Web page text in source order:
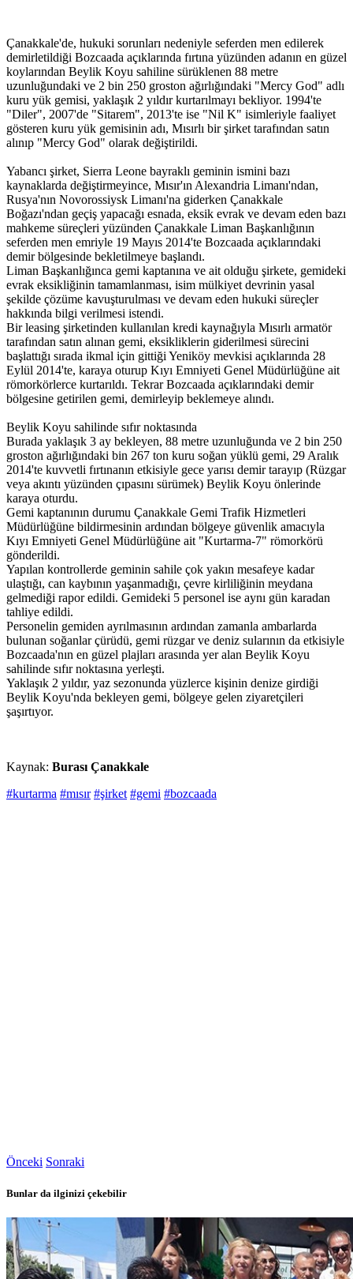
Çanakkale'de, hukuki sorunları nedeniyle seferden men edilerek
demirletildiği Bozcaada açıklarında fırtına yüzünden adanın en güzel
koylarından Beylik Koyu sahiline sürüklenen 88 metre
uzunluğundaki ve 2 bin 250 groston ağırlığındaki "Mercy God" adlı
kuru yük gemisi, yaklaşık 2 yıldır kurtarılmayı bekliyor. 1994'te
"Diler", 2007'de "Sitarem", 2013'te ise "Nil K" isimleriyle faaliyet
gösteren kuru yük gemisinin adı, Mısırlı bir şirket tarafından satın
alınıp "Mercy God" olarak değiştirildi.
Yabancı şirket, Sierra Leone bayraklı geminin ismini bazı
kaynaklarda değiştirmeyince, Mısır'ın Alexandria Limanı'ndan,
Rusya'nın Novorossiysk Limanı'na giderken Çanakkale
Boğazı'ndan geçiş yapacağı esnada, eksik evrak ve devam eden bazı
mahkeme süreçleri yüzünden Çanakkale Liman Başkanlığının
seferden men emriyle 19 Mayıs 2014'te Bozcaada açıklarındaki
demir bölgesinde bekletilmeye başlandı.
Liman Başkanlığınca gemi kaptanına ve ait olduğu şirkete, gemideki
evrak eksikliğinin tamamlanması, isim mülkiyet devrinin yasal
şekilde çözüme kavuşturulması ve devam eden hukuki süreçler
hakkında bilgi verilmesi istendi.
Bir leasing şirketinden kullanılan kredi kaynağıyla Mısırlı armatör
tarafından satın alınan gemi, eksikliklerin giderilmesi sürecini
başlattığı sırada ikmal için gittiği Yeniköy mevkisi açıklarında 28
Eylül 2014'te, karaya oturup Kıyı Emniyeti Genel Müdürlüğüne ait
römorkörlerce kurtarıldı. Tekrar Bozcaada açıklarındaki demir
bölgesine getirilen gemi, demirleyip beklemeye alındı.
Beylik Koyu sahilinde sıfır noktasında
Burada yaklaşık 3 ay bekleyen, 88 metre uzunluğunda ve 2 bin 250
groston ağırlığındaki bin 267 ton kuru soğan yüklü gemi, 29 Aralık
2014'te kuvvetli fırtınanın etkisiyle gece yarısı demir tarayıp (Rüzgar
veya akıntı yüzünden çıpasını sürümek) Beylik Koyu önlerinde
karaya oturdu.
Gemi kaptanının durumu Çanakkale Gemi Trafik Hizmetleri
Müdürlüğüne bildirmesinin ardından bölgeye güvenlik amacıyla
Kıyı Emniyeti Genel Müdürlüğüne ait "Kurtarma-7" römorkörü
gönderildi.
Yapılan kontrollerde geminin sahile çok yakın mesafeye kadar
ulaştığı, can kaybının yaşanmadığı, çevre kirliliğinin meydana
gelmediği rapor edildi. Gemideki 5 personel ise aynı gün karadan
tahliye edildi.
Personelin gemiden ayrılmasının ardından zamanla ambarlarda
bulunan soğanlar çürüdü, gemi rüzgar ve deniz sularının da etkisiyle
Bozcaada'nın en güzel plajları arasında yer alan Beylik Koyu
sahilinde sıfır noktasına yerleşti.
Yaklaşık 2 yıldır, yaz sezonunda yüzlerce kişinin denize girdiği
Beylik Koyu'nda bekleyen gemi, bölgeye gelen ziyaretçileri
şaşırtıyor.
Kaynak: Burası Çanakkale
#kurtarma #mısır #şirket #gemi #bozcaada
Önceki Sonraki
Bunlar da ilginizi çekebilir